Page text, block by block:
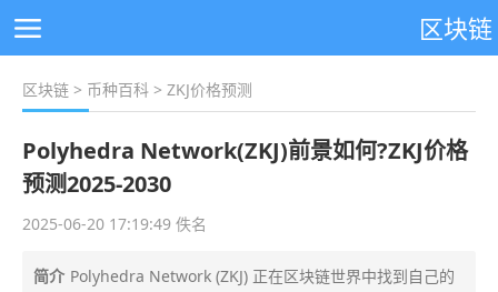
区块链
区块链 > 币种百科 > ZKJ价格预测
Polyhedra Network(ZKJ)前景如何?ZKJ价格
预测2025-2030
2025-06-20 17:19:49 佚名
简介 Polyhedra Network (ZKJ) 正在区块链世界中找到自己的